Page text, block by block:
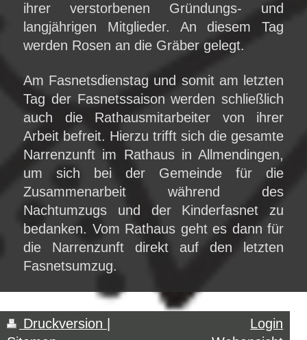
ihrer verstorbenen Gründungs- und
langjährigen Mitglieder. An diesem Tag
werden Rosen an die Gräber gelegt.
Am Fasnetsdienstag und somit am letzten
Tag der Fasnetssaison werden schließlich
auch die Rathausmitarbeiter von ihrer
Arbeit befreit. Hierzu trifft sich die gesamte
Narrenzunft im Rathaus in Allmendingen,
um sich bei der Gemeinde für die
Zusammenarbeit während des
Nachtumzugs und der Kinderfasnet zu
bedanken. Vom Rathaus geht es dann für
die Narrenzunft direkt auf den letzten
Fasnetsumzug.
Druckversion
Login